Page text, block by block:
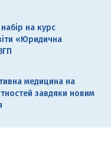
на курс
«Юридична
медицина на
завдяки новим